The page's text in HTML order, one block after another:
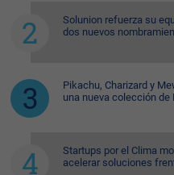
Solunion refuerza su
dos nuevos
Pikachu, Charizard y
una nueva colección de
Startups por el Clima
acelerar soluciones